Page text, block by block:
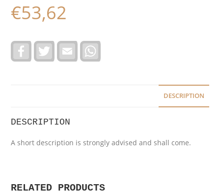
€53,62
c
T
i
E
a
a
DESCRIPTION
DESCRIPTION
A short description is strongly advised and shall come.
RELATED PRODUCTS